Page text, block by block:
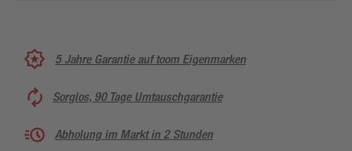
5 Jahre Garantie auf toom Eigenmarken
Sorglos, 90 Tage Umtauschgarantie
Abholung im Markt in 2 Stunden